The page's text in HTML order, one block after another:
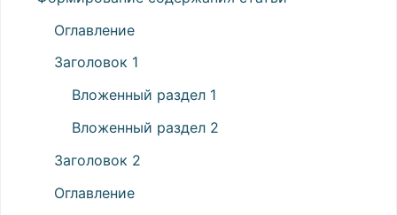
Оглавление
Заголовок 1
Вложенный раздел 1
Вложенный раздел 2
Заголовок 2
Оглавление